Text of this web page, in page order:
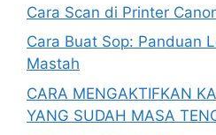
Cara Scan di Printer
Cara Buat Sop: Panduan
Mastah
CARA MENGAKTIFKAN
YANG SUDAH MASA